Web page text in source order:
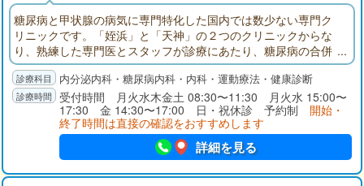
糖尿病と甲状腺の病気に専門特化した国内では数少ない専門ク
リニックです。「姪浜」と「天神」の２つのクリニックからな
り、熟練した専門医とスタッフが診療にあたり、糖尿病の合併
症の各種検査機器、数ミリの甲状腺がんを発見できる超音波検
査機器、バセドウ病のアイソトープ治療ができる施設、最速４
０分で結果を出せる検査機器など高い診療レベルを維持できる
よう検査機器を充実させています。
内分泌内科・糖尿病内科・内科・運動療法・健康診断
受付時間 月火水木金土 08:30〜11:30 月火水 15:00〜
17:30 金 14:30〜17:00 日・祝休診 予約制 開始・
終了時間は直接の確認をおすすめします
詳細を見る